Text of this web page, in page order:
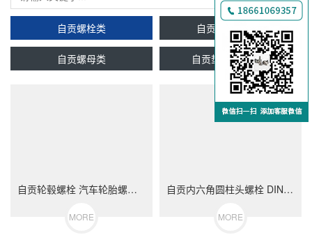
自贡螺栓类 自贡双头牙条类
自贡螺母类 自贡垫圈及挡圈类
自贡轮毂螺栓 汽车轮胎螺丝 不锈钢（304/316）碳钢 合金钢
MORE
自贡内六角圆柱头螺栓 DIN912 不锈钢（304/316）碳钢 合金钢
MORE